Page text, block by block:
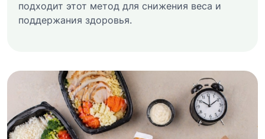
подходит этот метод для снижения веса и
поддержания здоровья.